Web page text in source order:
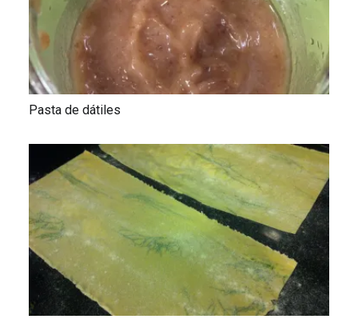
Pasta de dátiles